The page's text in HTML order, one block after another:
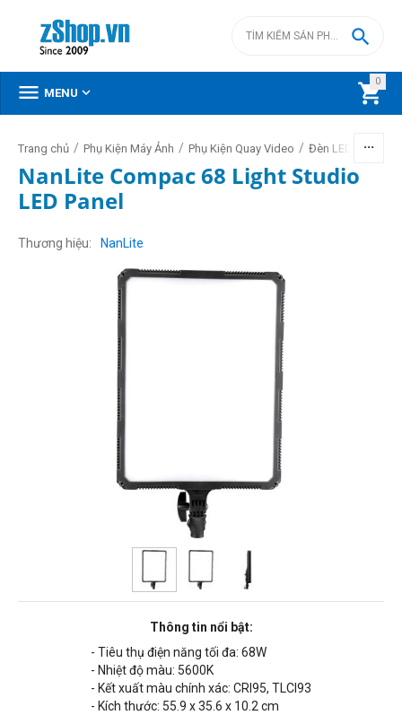
0


 MENU 
Trang chủ / Phụ Kiện Máy Ảnh / Phụ Kiện Quay Video / Đèn LED video
NanLite Compac 68 Light Studio
LED Panel
Thương hiệu NanLite
Thông tin nổi bật:
- Tiêu thụ điện năng tối đa: 68W
- Nhiệt độ màu: 5600K
- Kết xuất màu chính xác: CRI95, TLCI93
- Kích thước: 55.9 x 35.6 x 10.2 cm